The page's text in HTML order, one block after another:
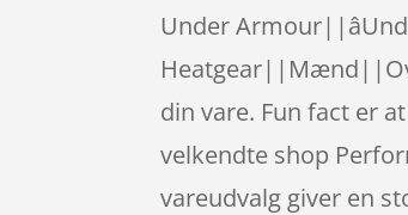
Under
din vare. Fun fact er
velkendte shop
vareudvalg giver en